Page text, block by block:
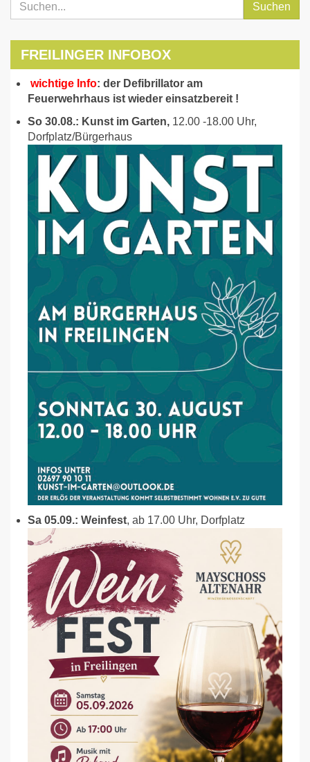
Suchen
FREILINGER INFOBOX
wichtige Info: der Defibrillator am
Feuerwehrhaus ist wieder einsatzbereit !
So 30.08.: Kunst im Garten, 12.00 -18.00 Uhr,
Dorfplatz/Bürgerhaus
Sa 05.09.: Weinfest, ab 17.00 Uhr, Dorfplatz